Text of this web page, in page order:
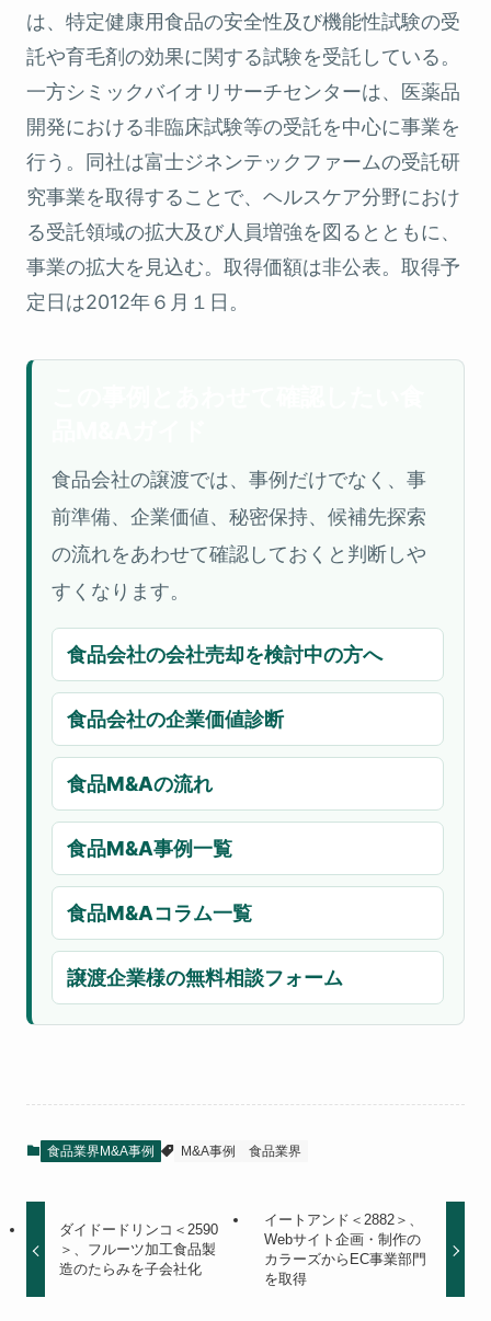
は、特定健康用食品の安全性及び機能性試験の受
託や育毛剤の効果に関する試験を受託している。
一方シミックバイオリサーチセンターは、医薬品
開発における非臨床試験等の受託を中心に事業を
行う。同社は富士ジネンテックファームの受託研
究事業を取得することで、ヘルスケア分野におけ
る受託領域の拡大及び人員増強を図るとともに、
事業の拡大を見込む。取得価額は非公表。取得予
定日は2012年６月１日。
食品会社の譲渡では、事例だけでなく、事
前準備、企業価値、秘密保持、候補先探索
の流れをあわせて確認しておくと判断しや
すくなります。
食品会社の会社売却を検討中の方へ
食品会社の企業価値診断
食品M&Aの流れ
食品M&A事例一覧
食品M&Aコラム一覧
譲渡企業様の無料相談フォーム
食品業界M&A事例 M&A事例 食品業界
ダイドードリンコ＜2590
＞、フルーツ加工食品製
造のたらみを子会社化
イートアンド＜2882＞、
Webサイト企画・制作の
カラーズからEC事業部門
を取得